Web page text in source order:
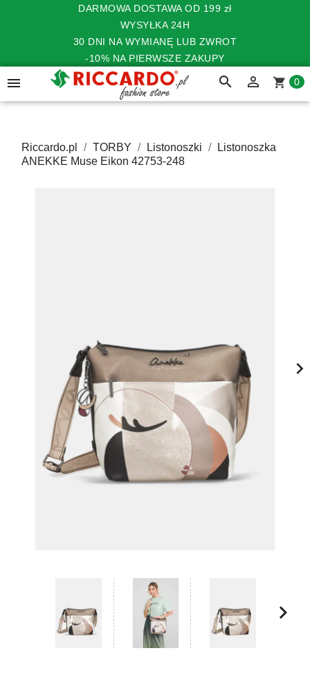
DARMOWA DOSTAWA OD 199 zł
WYSYŁKA 24H
30 DNI NA WYMIANĘ LUB ZWROT
-10% NA PIERWSZE ZAKUPY
 search  shopping_cart 0
Riccardo.pl TORBY Listonoszki
Listonoszka
ANEKKE Muse Eikon 42753-248
